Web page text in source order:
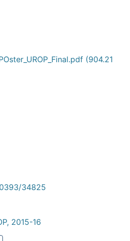
(904.21
34825
2015-16